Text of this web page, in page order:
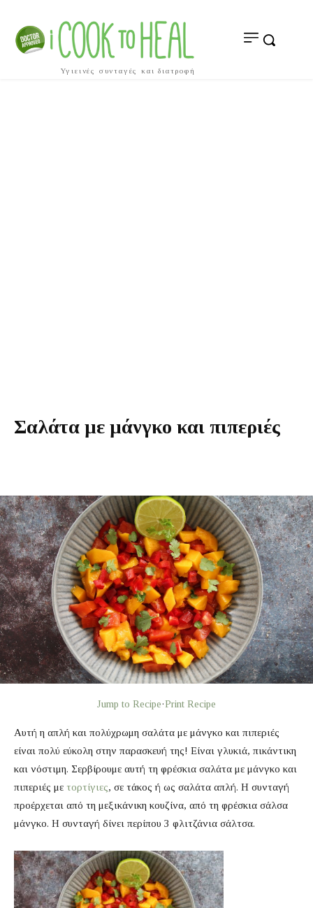
Υγιεινές συνταγές και διατροφή
Σαλάτα με μάνγκο και πιπεριές
Jump to Recipe·Print Recipe
Αυτή η απλή και πολύχρωμη σαλάτα με μάνγκο και πιπεριές
είναι πολύ εύκολη στην παρασκευή της! Είναι γλυκιά, πικάντικη
και νόστιμη. Σερβίρουμε αυτή τη φρέσκια σαλάτα με μάνγκο και
πιπεριές με τορτίγιες, σε τάκος ή ως σαλάτα απλή. Η συνταγή
προέρχεται από τη μεξικάνικη κουζίνα, από τη φρέσκια σάλσα
μάνγκο. Η συνταγή δίνει περίπου 3 φλιτζάνια σάλτσα.